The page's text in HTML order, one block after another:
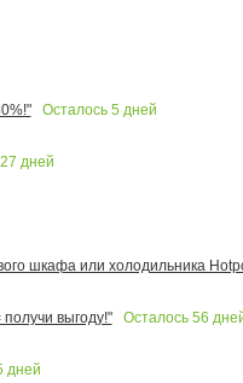
Осталось 5 дней
27 дней
шкафа или холодильника
выгоду!"
Осталось 56
дней